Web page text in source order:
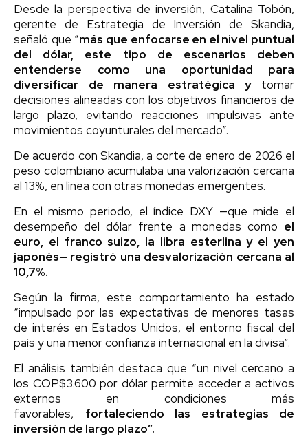
Desde la perspectiva de inversión, Catalina Tobón,
gerente de Estrategia de Inversión de Skandia,
señaló que “más que enfocarse en el nivel puntual
del dólar, este tipo de escenarios deben
entenderse como una oportunidad para
diversificar de manera estratégica y tomar
decisiones alineadas con los objetivos financieros de
largo plazo, evitando reacciones impulsivas ante
movimientos coyunturales del mercado”.
De acuerdo con Skandia, a corte de enero de 2026 el
peso colombiano acumulaba una valorización cercana
al 13%, en línea con otras monedas emergentes.
En el mismo periodo, el índice DXY —que mide el
desempeño del dólar frente a monedas como el
euro, el franco suizo, la libra esterlina y el yen
japonés— registró una desvalorización cercana al
10,7%.
Según la firma, este comportamiento ha estado
“impulsado por las expectativas de menores tasas
de interés en Estados Unidos, el entorno fiscal del
país y una menor confianza internacional en la divisa”.
El análisis también destaca que “un nivel cercano a
los COP$3.600 por dólar permite acceder a activos
externos en condiciones más
favorables, fortaleciendo las estrategias de
inversión de largo plazo”.